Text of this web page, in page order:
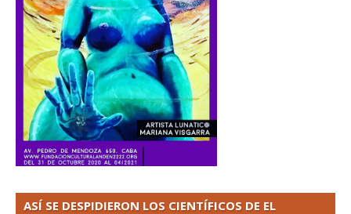
ASÍ SE DESPIDIERON LOS CIENTÍFICOS DE EL